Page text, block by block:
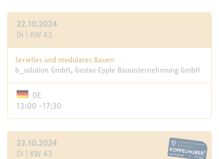
22.10.2024
Di | KW 43
Serielles und modulares Bauen
b_solution GmbH, Gustav Epple Bauunternehmung GmbH
DE
13:00 -17:30
22.10.2024
Di | KW 43